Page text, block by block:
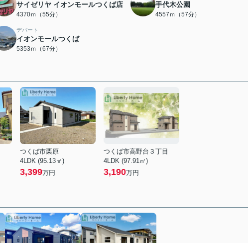
サイゼリヤ イオンモールつくば店
4370ｍ（55分）
手代木公園
4557ｍ（57分）
デパート
イオンモールつくば
5353ｍ（67分）
つくば市栗原
4LDK (95.13㎡)
3,399万円
つくば市高野台３丁目
4LDK (97.91㎡)
3,190万円